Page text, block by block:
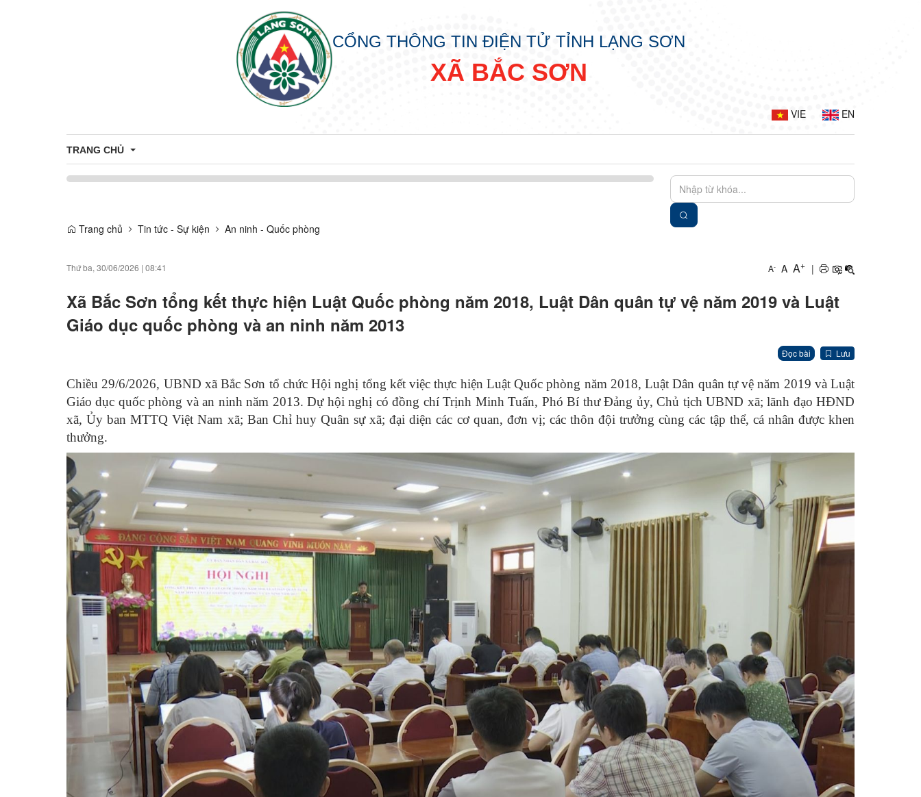
CỔNG THÔNG TIN ĐIỆN TỬ TỈNH LẠNG SƠN
XÃ BẮC SƠN
VIE EN
TRANG CHỦ
Trang chủ
Tin tức - Sự kiện An ninh - Quốc phòng
Thứ ba, 30/06/2026 | 08:41 A- A A+ |
Xã Bắc Sơn tổng kết thực hiện Luật Quốc phòng năm 2018, Luật Dân quân tự vệ năm 2019 và Luật
Giáo dục quốc phòng và an ninh năm 2013
Đọc bài Lưu
Chiều 29/6/2026, UBND xã Bắc Sơn tổ chức Hội nghị tổng kết việc thực hiện Luật Quốc phòng năm 2018, Luật Dân quân tự vệ năm 2019 và Luật
Giáo dục quốc phòng và an ninh năm 2013. Dự hội nghị có đồng chí Trịnh Minh Tuấn, Phó Bí thư Đảng ủy, Chủ tịch UBND xã; lãnh đạo HĐND
xã, Ủy ban MTTQ Việt Nam xã; Ban Chỉ huy Quân sự xã; đại diện các cơ quan, đơn vị; các thôn đội trưởng cùng các tập thể, cá nhân được khen
thưởng.